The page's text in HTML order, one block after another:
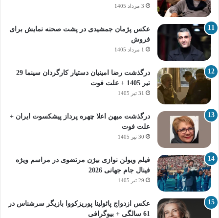
3 مرداد 1405
عکس پژمان جمشیدی در پشت صحنه نمایش برای
فروش
1 مرداد 1405
درگذشت رضا امینیان دستیار کارگردان سینما 29
تیر 1405 + علت فوت
31 تیر 1405
درگذشت میهن اعلا چهره پرداز پیشکسوت ایران +
علت فوت
30 تیر 1405
فیلم ویولن نوازی بیژن مرتضوی در مراسم ویژه
فینال جام جهانی 2026
29 تیر 1405
عکس ازدواج پائولینا پوریزکووا بازیگر سرشناس در
61 سالگی + بیوگرافی